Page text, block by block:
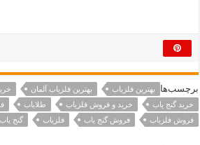
برچسب‌ها بهترین فلزیاب بهترین فلزیاب آلمان
خرید گنج یاب
خرید و فروش فلزیاب طلایاب
فروش فلزیاب
فروش گنج یاب فلزیاب گنج یاب